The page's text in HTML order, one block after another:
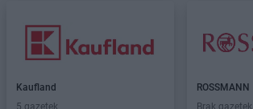
Kaufland
5 gazetek
ROSSMANN
Brak gazetek